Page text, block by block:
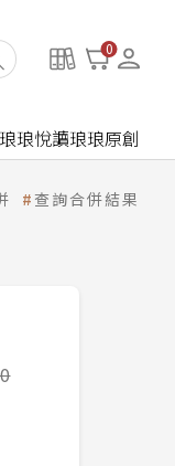
0
琅琅悅讀琅琅原創
查詢合併結果